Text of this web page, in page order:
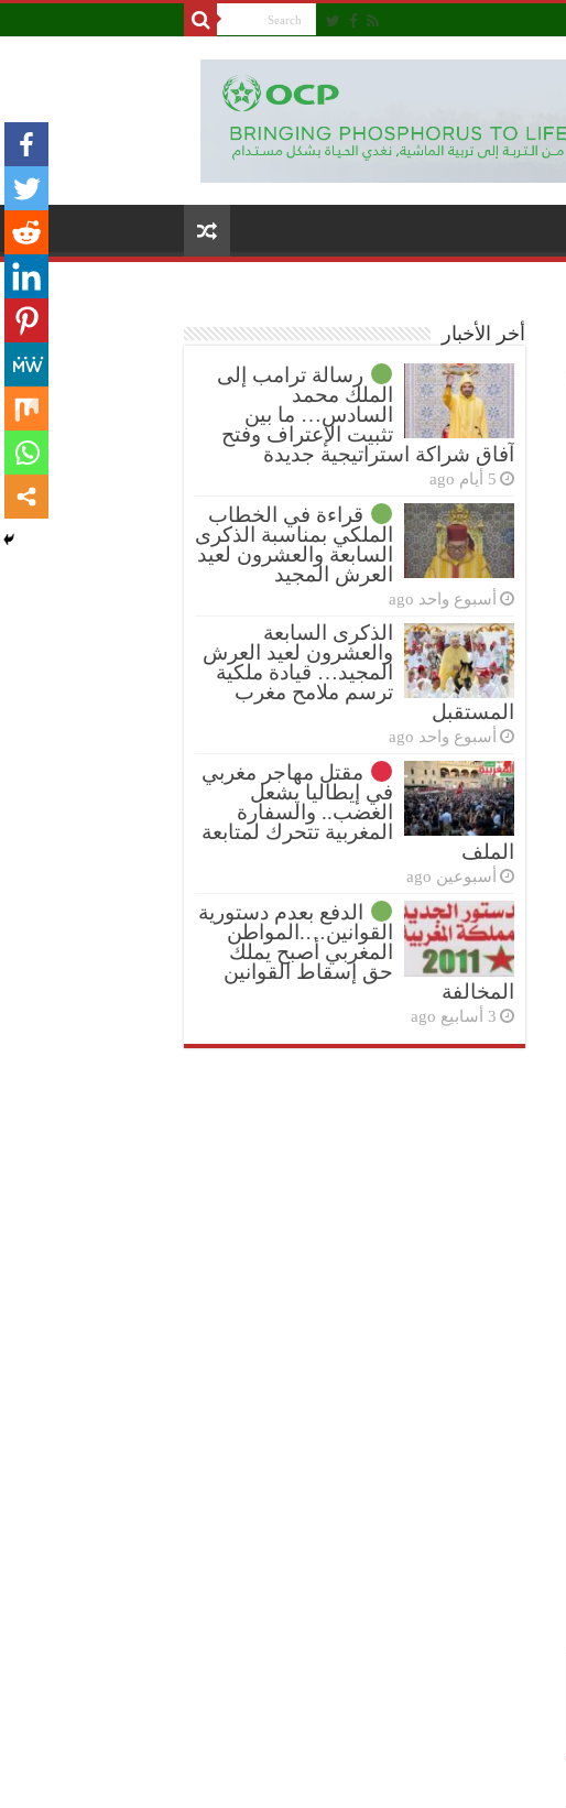
أخر الأخبار
رسالة ترامب إلى
الملك محمد
السادس… ما بين
تثبيت الإعتراف وفتح
آفاق شراكة استراتيجية جديدة
5 أيام ago
قراءة في الخطاب
الملكي بمناسبة الذكرى
السابعة والعشرون لعيد
العرش المجيد
أسبوع واحد ago
الذكرى السابعة
والعشرون لعيد العرش
المجيد… قيادة ملكية
ترسم ملامح مغرب
المستقبل
أسبوع واحد ago
مقتل مهاجر مغربي
في إيطاليا يشعل
الغضب.. والسفارة
المغربية تتحرك لمتابعة
الملف
أسبوعين ago
الدفع بعدم دستورية
القوانين….المواطن
المغربي أصبح يملك
حق إسقاط القوانين
المخالفة
3 أسابيع ago